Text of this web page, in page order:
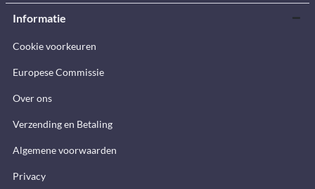
Informatie
Cookie voorkeuren
Europese Commissie
Over ons
Verzending en Betaling
Algemene voorwaarden
Privacy